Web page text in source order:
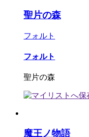
聖片の森
フォルト
フォルト
聖片の森
魔王ノ物語